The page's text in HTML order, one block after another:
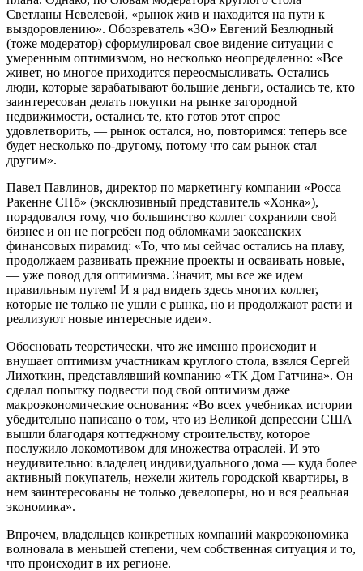
Светланы Невелевой, «рынок жив и находится на пути к
выздоровлению». Обозреватель «ЗО» Евгений Безлюдный
(тоже модератор) сформулировал свое видение ситуации с
умеренным оптимизмом, но несколько неопределенно: «Все
живет, но многое приходится переосмысливать. Остались
люди, которые зарабатывают большие деньги, остались те, кто
заинтересован делать покупки на рынке загородной
недвижимости, остались те, кто готов этот спрос
удовлетворить, — рынок остался, но, повторимся: теперь все
будет несколько по-другому, потому что сам рынок стал
другим».
Павел Павлинов, директор по маркетингу компании «Росса
Ракенне СПб» (эксклюзивный представитель «Хонка»),
порадовался тому, что большинство коллег сохранили свой
бизнес и он не погребен под обломками заокеанских
финансовых пирамид: «То, что мы сейчас остались на плаву,
продолжаем развивать прежние проекты и осваивать новые,
— уже повод для оптимизма. Значит, мы все же идем
правильным путем! И я рад видеть здесь многих коллег,
которые не только не ушли с рынка, но и продолжают расти и
реализуют новые интересные идеи».
Обосновать теоретически, что же именно происходит и
внушает оптимизм участникам круглого стола, взялся Сергей
Лихоткин, представлявший компанию «ТК Дом Гатчина». Он
сделал попытку подвести под свой оптимизм даже
макроэкономические основания: «Во всех учебниках истории
убедительно написано о том, что из Великой депрессии США
вышли благодаря коттеджному строительству, которое
послужило локомотивом для множества отраслей. И это
неудивительно: владелец индивидуального дома — куда более
активный покупатель, нежели житель городской квартиры, в
нем заинтересованы не только девелоперы, но и вся реальная
экономика».
Впрочем, владельцев конкретных компаний макроэкономика
волновала в меньшей степени, чем собственная ситуация и то,
что происходит в их регионе.